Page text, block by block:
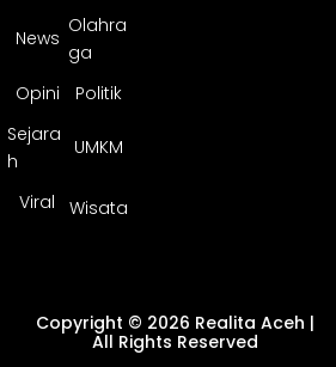
News
Olahra
ga
Opini
Politik
Sejara
h
UMKM
Viral Wisata
Copyright © 2026 Realita Aceh |
All Rights Reserved